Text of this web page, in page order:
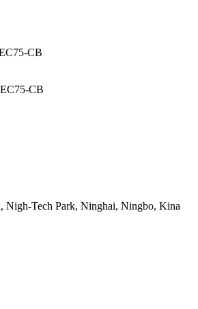
CB
Tech Park, Ninghai, Ningbo, Kina